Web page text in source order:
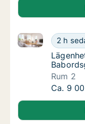
2 h
Lägenhet att
Rum 2
Ca. 9